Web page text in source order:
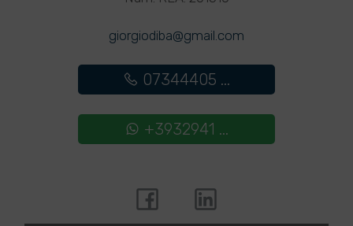
giorgiodiba@gmail.com
07344405 ...
+3932941 ...